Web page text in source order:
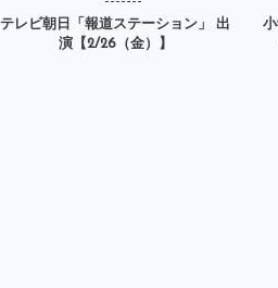
テレビ朝日「報道ステーション」 出
演【2/26（金）】